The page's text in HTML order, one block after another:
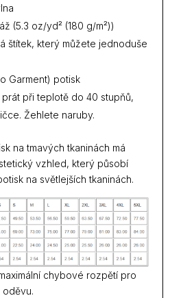
(5.3 oz/yd² (180 g/m²))
štítek, který můžete jednoduše
Garment) potisk
při teplotě do 40 stupňů,
Žehlete naruby.
na tmavých tkaninách má
vzhled, který působí
na světlejších tkaninách.
chybové rozpětí pro